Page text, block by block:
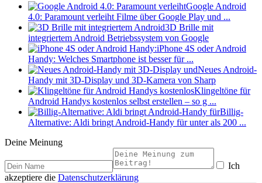
Google Android
4.0: Paramount verleiht Filme über Google Play und ...
3D Brille mit
integriertem Android Betriebssystem von Google
iPhone 4S oder Android
Handy: Welches Smartphone ist besser für ...
Neues Android-
Handy mit 3D-Display und 3D-Kamera von Sharp
Klingeltöne für
Android Handys kostenlos selbst erstellen – so g ...
Billig-
Alternative: Aldi bringt Android-Handy für unter als 200 ...
Deine Meinung
Ich
akzeptiere die Datenschutzerklärung